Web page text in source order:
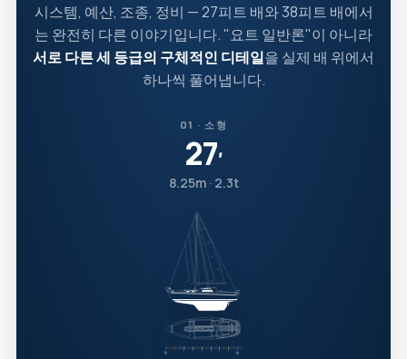
시스템, 예산, 조종, 정비 — 27피트 배와 38피트 배에서
는 완전히 다른 이야기입니다. "요트 일반론"이 아니라
서로 다른 세 등급의 구체적인 디테일을 실제 배 위에서
하나씩 풀어냅니다.
01 · 소형
27′
8.25m · 2.3t